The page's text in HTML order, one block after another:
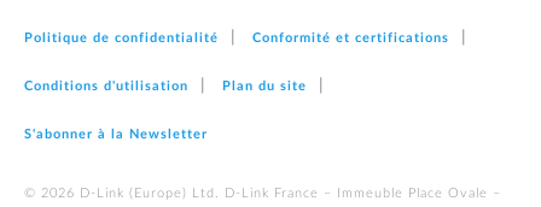
Politique de confidentialité Conformité et certifications
Conditions d'utilisation Plan du site
S'abonner à la Newsletter
© 2026 D‑Link (Europe) Ltd. D-Link France – Immeuble Place Ovale –